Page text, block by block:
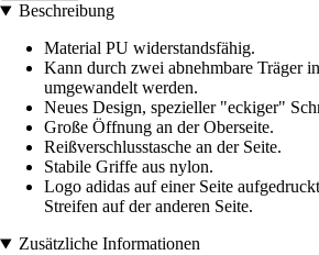
Beschreibung
Material PU widerstandsfähig.
Kann durch zwei abnehmbare Träger
umgewandelt werden.
Neues Design, spezieller "eckiger"
Große Öffnung an der Oberseite.
Reißverschlusstasche an der Seite.
Stabile Griffe aus nylon.
Logo adidas auf einer Seite
Streifen auf der anderen Seite.
Zusätzliche Informationen